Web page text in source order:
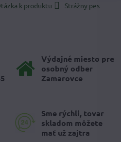
k produktu
Strážny pes
Výdajné miesto pre
osobný odber
Zamarovce
Sme rýchli, tovar
skladom môžete
mať už zajtra